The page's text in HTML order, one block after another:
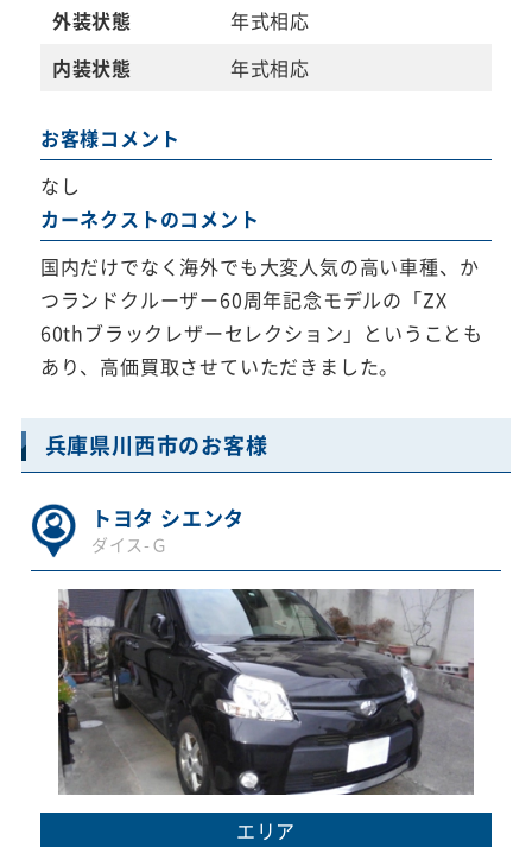
外装状態
年式相応
内装状態
年式相応
お客様コメント
なし
カーネクストのコメント
国内だけでなく海外でも大変人気の高い車種、か
つランドクルーザー60周年記念モデルの「ZX
60thブラックレザーセレクション」ということも
あり、高価買取させていただきました。
兵庫県川西市のお客様
トヨタ シエンタ
ダイス-Ｇ
エリア